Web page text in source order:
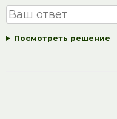
Посмотреть решение